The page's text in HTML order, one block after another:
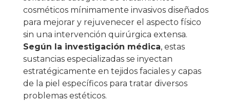
cosméticos mínimamente invasivos diseñados
para mejorar y rejuvenecer el aspecto físico
sin una intervención quirúrgica extensa.
Según la investigación médica, estas
sustancias especializadas se inyectan
estratégicamente en tejidos faciales y capas
de la piel específicos para tratar diversos
problemas estéticos.